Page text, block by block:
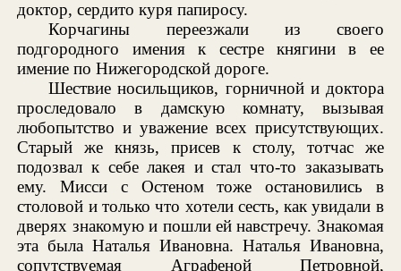
доктор, сердито куря папиросу.
Корчагины переезжали из своего
подгородного имения к сестре княгини в ее
имение по Нижегородской дороге.
Шествие носильщиков, горничной и доктора
проследовало в дамскую комнату, вызывая
любопытство и уважение всех присутствующих.
Старый же князь, присев к столу, тотчас же
подозвал к себе лакея и стал что-то заказывать
ему. Мисси с Остеном тоже остановились в
столовой и только что хотели сесть, как увидали в
дверях знакомую и пошли ей навстречу. Знакомая
эта была Наталья Ивановна. Наталья Ивановна,
сопутствуемая Аграфеной Петровной,